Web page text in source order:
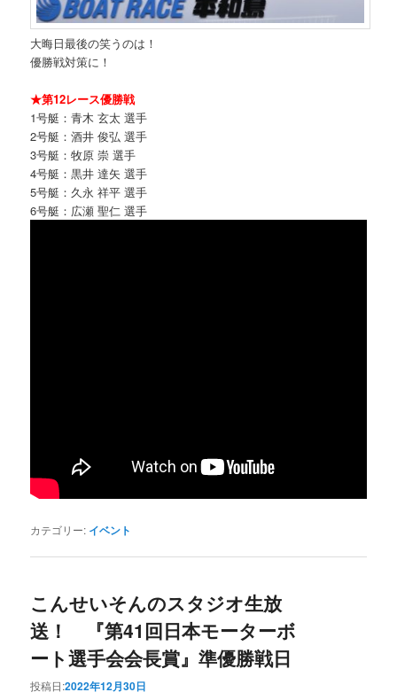
大晦日最後の笑うのは！
優勝戦対策に！
★第12レース優勝戦
1号艇：青木 玄太 選手
2号艇：酒井 俊弘 選手
3号艇：牧原 崇 選手
4号艇：黒井 達矢 選手
5号艇：久永 祥平 選手
6号艇：広瀬 聖仁 選手
カテゴリー: イベント
こんせいそんのスタジオ生放
送！ 『第41回日本モーターボ
ート選手会会長賞』準優勝戦日
投稿日:2022年12月30日